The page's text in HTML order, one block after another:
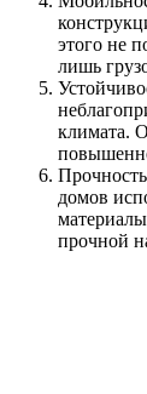
этого не
лишь
климата.
домов
прочной